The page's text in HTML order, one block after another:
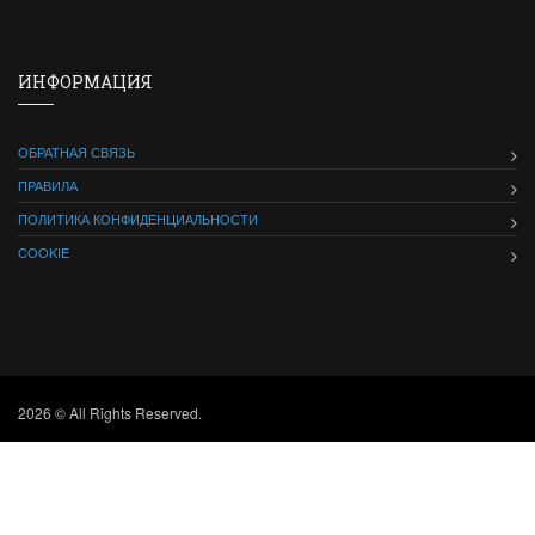
ИНФОРМАЦИЯ
ОБРАТНАЯ СВЯЗЬ
ПРАВИЛА
ПОЛИТИКА КОНФИДЕНЦИАЛЬНОСТИ
COOKIE
2026 © All Rights Reserved.